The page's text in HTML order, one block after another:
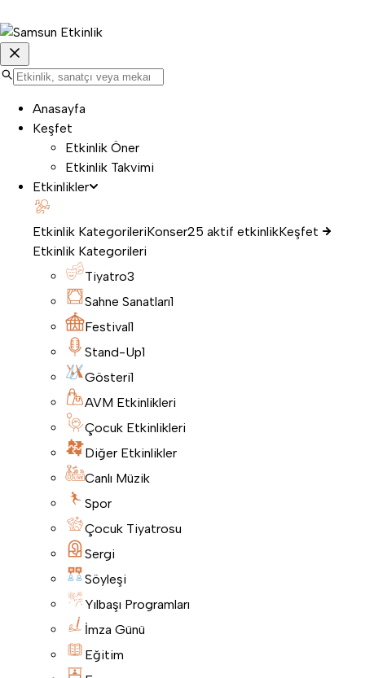
Anasayfa
Keşfet
Etkinlik Öner
Etkinlik Takvimi
Etkinlikler
Etkinlik KategorileriKonser25 aktif etkinlikKeşfet
Etkinlik Kategorileri
Tiyatro3
Sahne Sanatları1
Festival1
Stand-Up1
Gösteri1
AVM Etkinlikleri
Çocuk Etkinlikleri
Diğer Etkinlikler
Canlı Müzik
Spor
Çocuk Tiyatrosu
Sergi
Söyleşi
Yılbaşı Programları
İmza Günü
Eğitim